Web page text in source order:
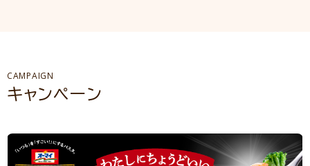
CAMPAIGN
キャンペーン